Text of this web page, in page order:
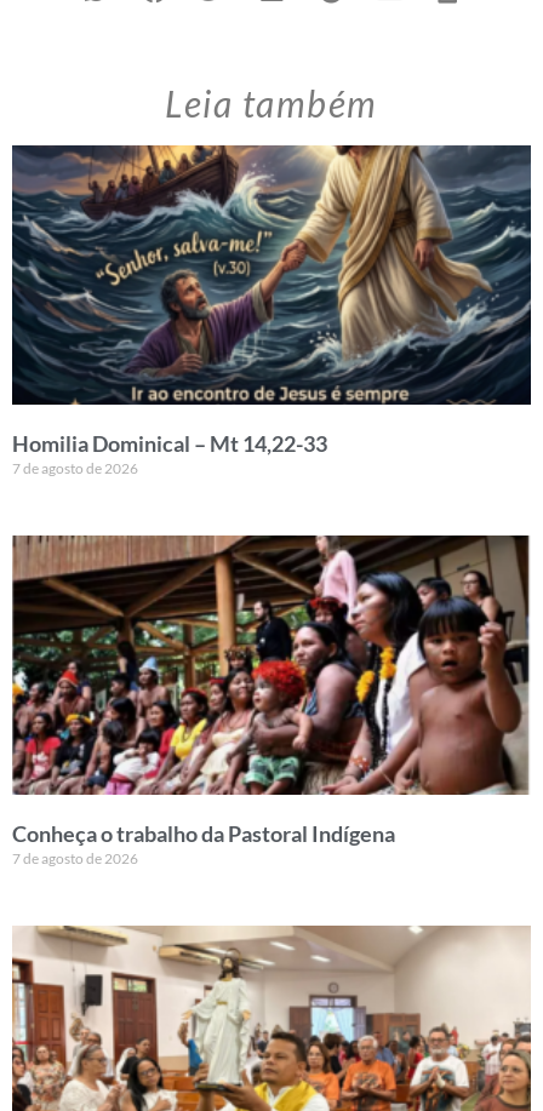
Leia também
Homilia Dominical – Mt 14,22-33
7 de agosto de 2026
Conheça o trabalho da Pastoral Indígena
7 de agosto de 2026